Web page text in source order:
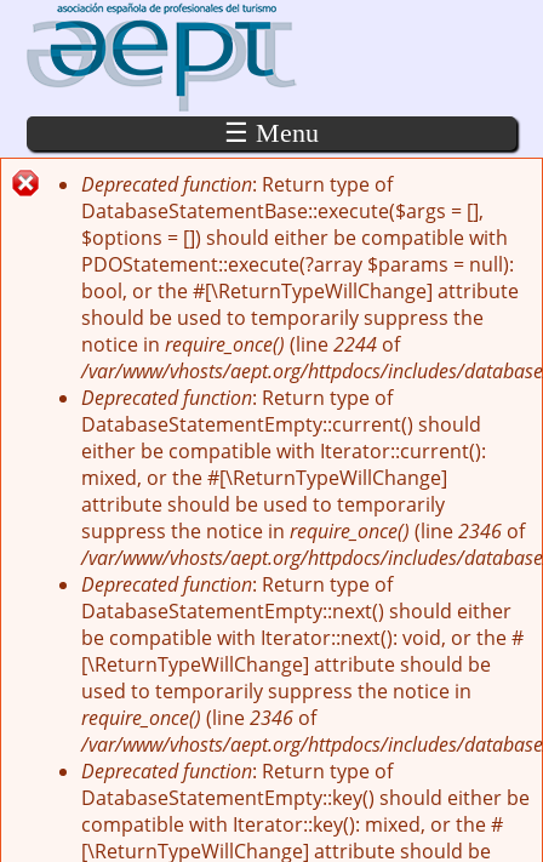
Pasar al contenido principal
☰ Menu
Mensaje de error
Deprecated function: Return type of
DatabaseStatementBase::execute($args = [],
$options = []) should either be compatible with
PDOStatement::execute(?array $params = null):
bool, or the #[\ReturnTypeWillChange] attribute
should be used to temporarily suppress the
notice in require_once() (line2244 of
/var/www/vhosts/aept.org/httpdocs/includes/
Deprecated function: Return type of
DatabaseStatementEmpty::current() should
either be compatible with Iterator::current():
mixed, or the #[\ReturnTypeWillChange]
attribute should be used to temporarily
suppress the notice in require_once() (line2346 of
/var/www/vhosts/aept.org/httpdocs/includes/
Deprecated function: Return type of
DatabaseStatementEmpty::next() should either
be compatible with Iterator::next(): void, or the #
[\ReturnTypeWillChange] attribute should be
used to temporarily suppress the notice in
require_once() (line2346 of
/var/www/vhosts/aept.org/httpdocs/includes/
Deprecated function: Return type of
DatabaseStatementEmpty::key() should either be
compatible with Iterator::key(): mixed, or the #
[\ReturnTypeWillChange] attribute should be